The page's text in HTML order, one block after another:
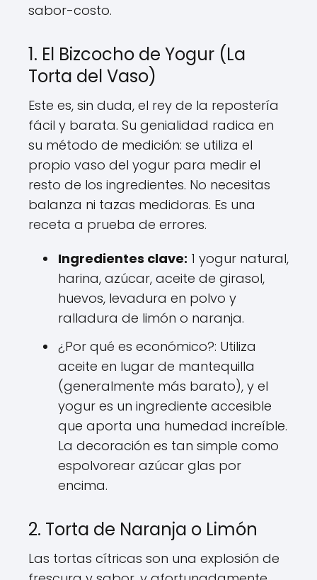
sabor-costo.
1. El Bizcocho de Yogur (La
Torta del Vaso)
Este es, sin duda, el rey de la repostería
fácil y barata. Su genialidad radica en
su método de medición: se utiliza el
propio vaso del yogur para medir el
resto de los ingredientes. No necesitas
balanza ni tazas medidoras. Es una
receta a prueba de errores.
Ingredientes clave: 1 yogur natural,
harina, azúcar, aceite de girasol,
huevos, levadura en polvo y
ralladura de limón o naranja.
¿Por qué es económico?: Utiliza
aceite en lugar de mantequilla
(generalmente más barato), y el
yogur es un ingrediente accesible
que aporta una humedad increíble.
La decoración es tan simple como
espolvorear azúcar glas por
encima.
2. Torta de Naranja o Limón
Las tortas cítricas son una explosión de